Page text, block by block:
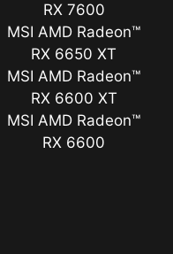
RX 7600
MSI AMD Radeon™
RX 6650 XT
MSI AMD Radeon™
RX 6600 XT
MSI AMD Radeon™
RX 6600